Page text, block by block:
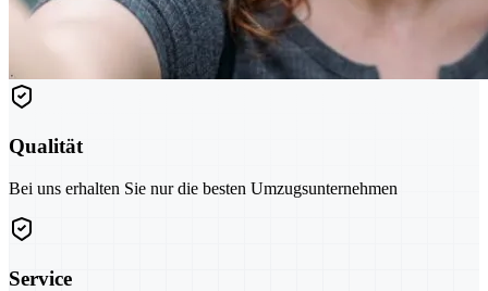
Qualität
Bei uns erhalten Sie nur die besten Umzugsunternehmen
Service